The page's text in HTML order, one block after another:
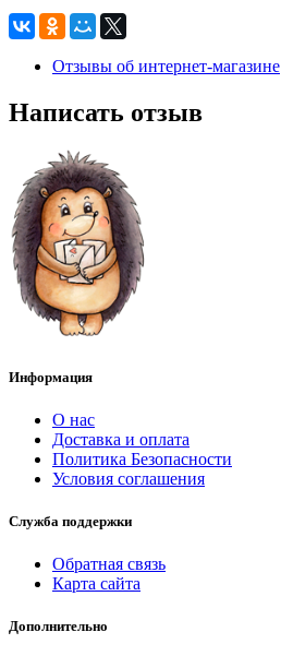
Отзывы об интернет-магазине
Написать отзыв
Информация
О нас
Доставка и оплата
Политика Безопасности
Условия соглашения
Служба поддержки
Обратная связь
Карта сайта
Дополнительно